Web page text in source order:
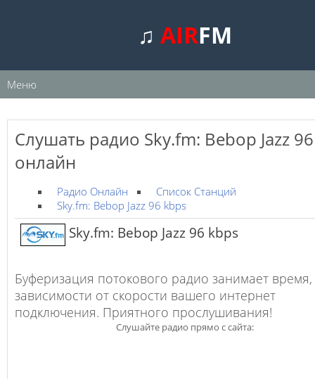
♫AIRFM
Меню
Слушать радио Sky.fm: Bebop Jazz
онлайн
Радио Онлайн
Список Станций
Sky.fm: Bebop Jazz 96 kbps
Sky.fm: Bebop Jazz 96 kbps
Буферизация потокового радио занимает время,
зависимости от скорости вашего интернет
подключения. Приятного прослушивания!
Слушайте радио прямо с сайта: